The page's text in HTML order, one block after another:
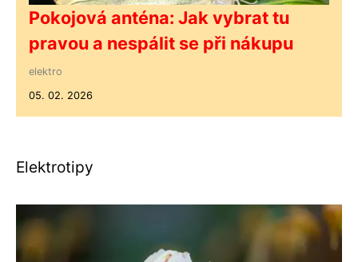
Pokojová anténa: Jak vybrat tu
pravou a nespálit se při nákupu
elektro
05. 02. 2026
Elektrotipy